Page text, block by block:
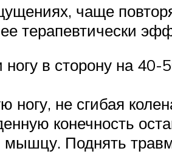
чаще
терапевтически
в сторону на 40-
ногу, не сгибая
конечность
мышцу. Поднять